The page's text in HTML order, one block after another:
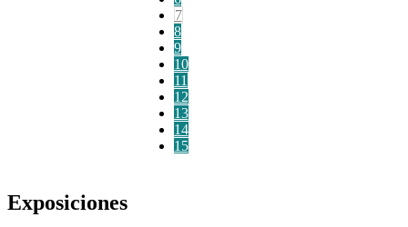
7
8
9
10
11
12
13
14
15
Exposiciones